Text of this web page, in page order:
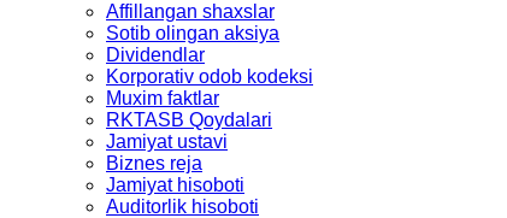
Affillangan shaxslar
Sotib olingan aksiya
Dividendlar
Korporativ odob kodeksi
Muxim faktlar
RKTASB Qoydalari
Jamiyat ustavi
Biznes reja
Jamiyat hisoboti
Auditorlik hisoboti